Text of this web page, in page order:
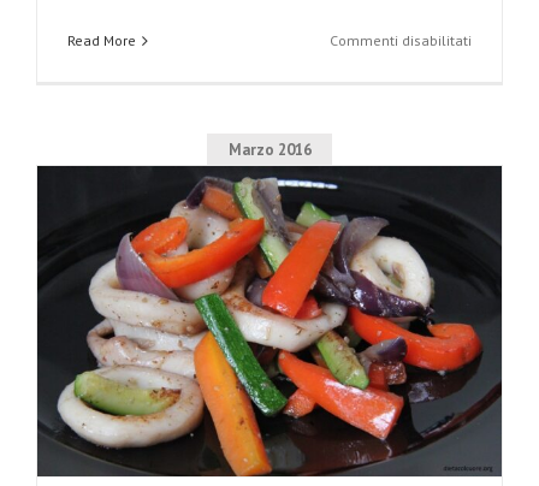
Read More Commenti disabilitati
Marzo 2016